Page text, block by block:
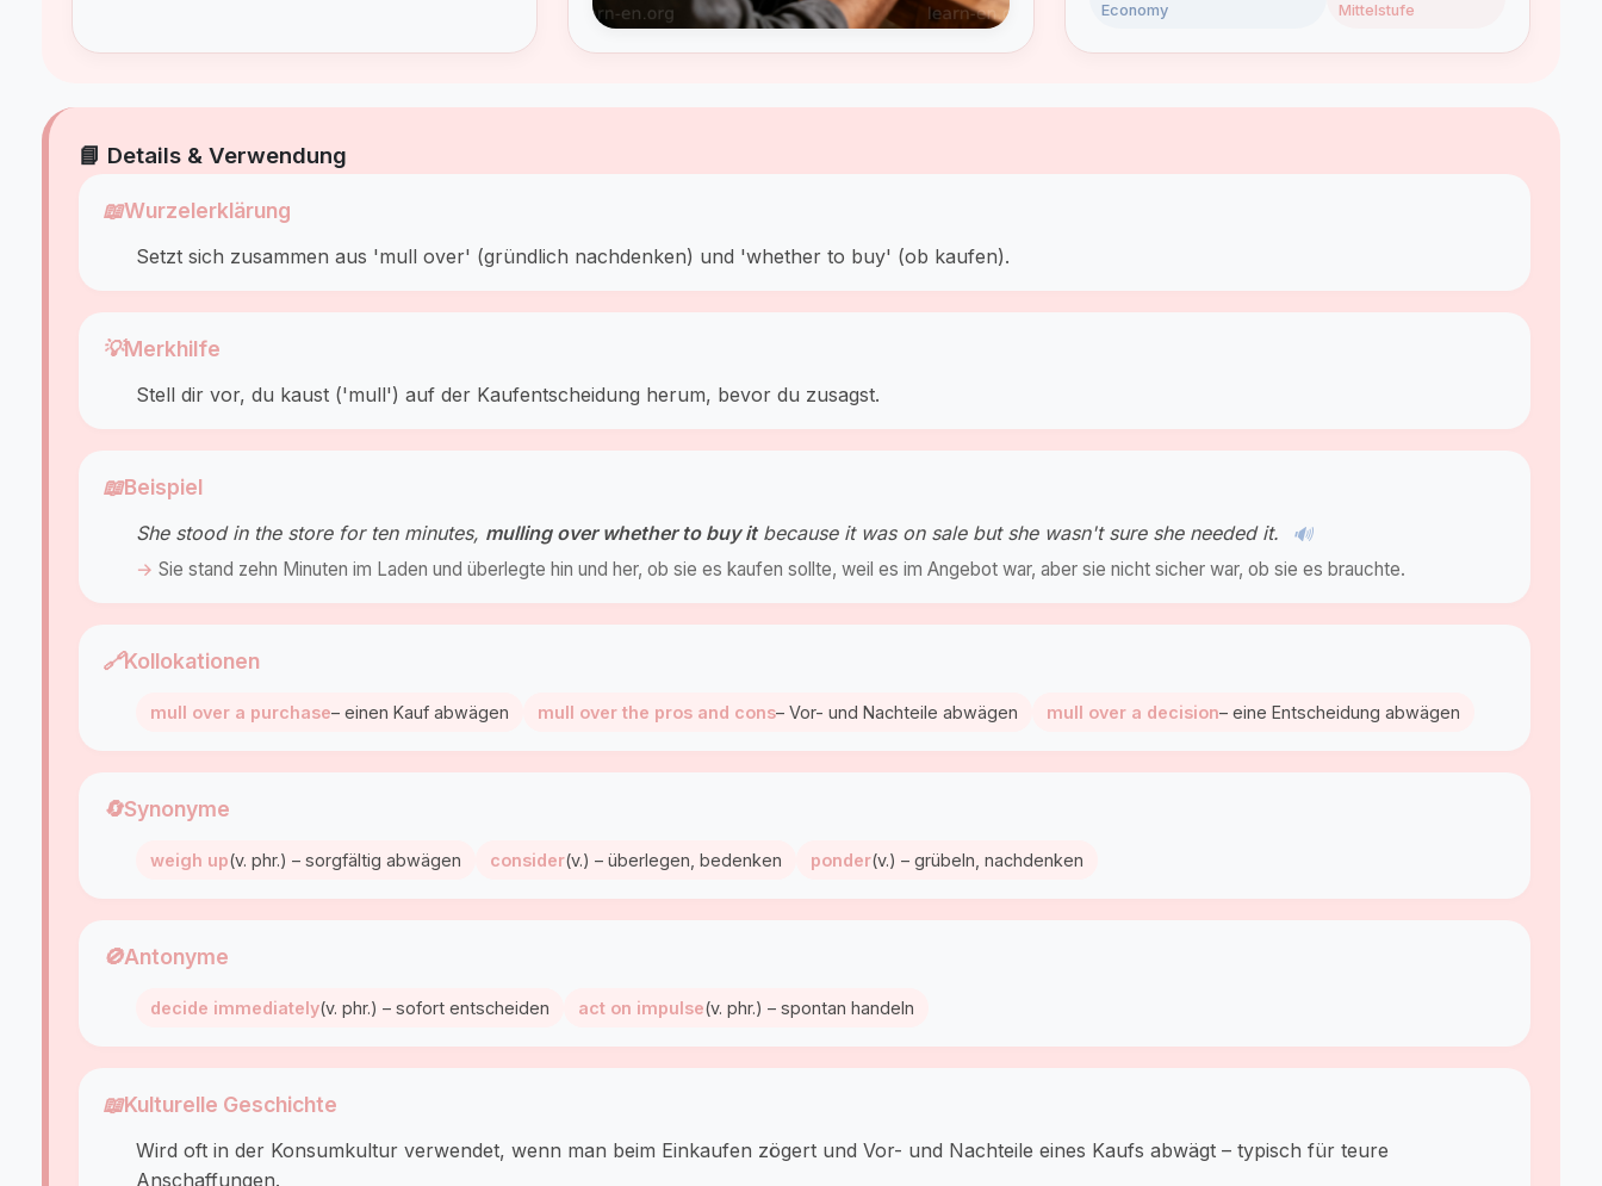
Economy
Mittelstufe
📘 Details & Verwendung
📖Wurzelerklärung
Setzt sich zusammen aus 'mull over' (gründlich nachdenken) und 'whether to buy' (ob kaufen).
💡Merkhilfe
Stell dir vor, du kaust ('mull') auf der Kaufentscheidung herum, bevor du zusagst.
📖Beispiel
She stood in the store for ten minutes, mulling over whether to buy itbecause it was on sale but she wasn't sure she needed it. 🔊
Sie stand zehn Minuten im Laden und überlegte hin und her, ob sie es kaufen sollte, weil es im Angebot war, aber sie nicht sicher war, ob sie es brauchte.
🔗Kollokationen
mull over a purchase– einen Kauf abwägen mull over the pros and cons– Vor- und Nachteile abwägen mull over a decision– eine Entscheidung abwägen
🔄Synonyme
weigh up(v. phr.) – sorgfältig abwägen consider(v.) – überlegen, bedenken ponder(v.) – grübeln, nachdenken
🚫Antonyme
decide immediately(v. phr.) – sofort entscheiden act on impulse(v. phr.) – spontan handeln
📖Kulturelle Geschichte
Wird oft in der Konsumkultur verwendet, wenn man beim Einkaufen zögert und Vor- und Nachteile eines Kaufs abwägt – typisch für teure
Anschaffungen.